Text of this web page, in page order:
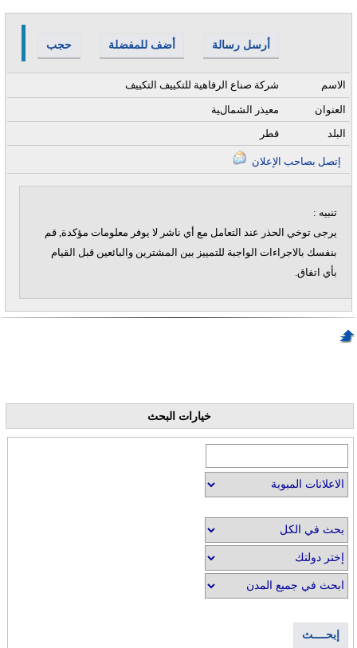
حجب أضف للمفضلة أرسل رسالة
شركة صناع الرفاهية للتكييف التكييف الاسم
معيذر الشمالية
العنوان
قطر
البلد
تنبيه :
يرجى توخي الحذر عند التعامل مع أي ناشر لا يوفر معلومات مؤكدة, قم
بنفسك بالاجراءات الواجبة للتمييز بين المشترين والبائعين قبل القيام
بأي اتفاق.
خيارات البحث
إبحــــث